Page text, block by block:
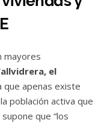
mayores
el
que apenas existe
población activa que
que “los